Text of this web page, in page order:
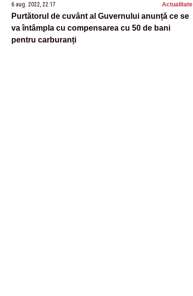
6 aug. 2022, 22:17 Actualitate
Purtătorul de cuvânt al Guvernului anunță ce se
va întâmpla cu compensarea cu 50 de bani
pentru carburanți